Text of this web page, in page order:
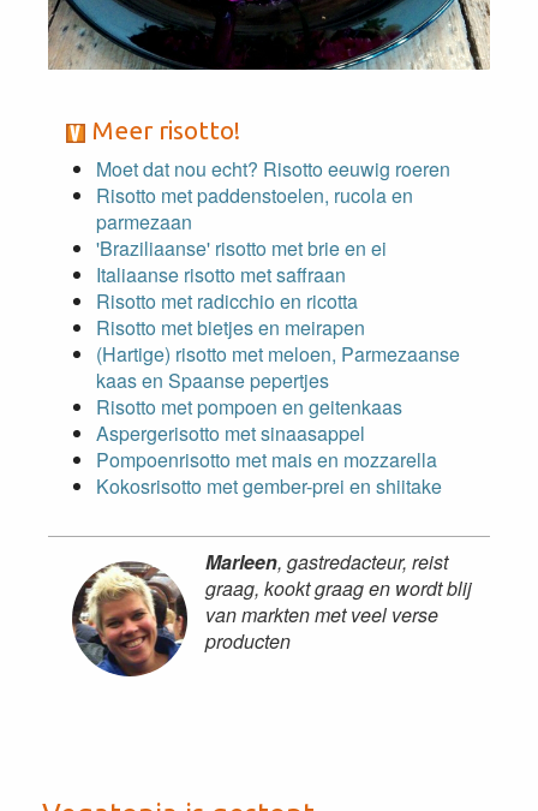
Meer risotto!
Moet dat nou echt? Risotto eeuwig roeren
Risotto met paddenstoelen, rucola en
parmezaan
'Braziliaanse' risotto met brie en ei
Italiaanse risotto met saffraan
Risotto met radicchio en ricotta
Risotto met bietjes en meirapen
(Hartige) risotto met meloen, Parmezaanse
kaas en Spaanse pepertjes
Risotto met pompoen en geitenkaas
Aspergerisotto met sinaasappel
Pompoenrisotto met mais en mozzarella
Kokosrisotto met gember-prei en shiitake
Marleen, gastredacteur, reist
graag, kookt graag en wordt blij
van markten met veel verse
producten